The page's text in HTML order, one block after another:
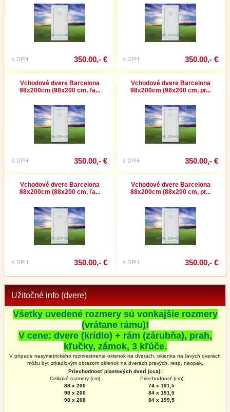
s DPH 350.00,- € s DPH 350.00,- €
Vchodové dvere Barcelona
98x200cm (98x200 cm, ľa...
s DPH 350.00,- €
Vchodové dvere Barcelona
98x200cm (98x200 cm, pr...
s DPH 350.00,- €
Vchodové dvere Barcelona
88x200cm (88x200 cm, ľa...
s DPH 350.00,- €
Vchodové dvere Barcelona
88x200cm (88x200 cm, pr...
s DPH 350.00,- €
Užitočné info (dvere)
Všetky uvedené rozmery sú vonkajšie rozmery
(vrátane rámu)!
V cene: dvere (krídlo) + rám (zárubňa), prah,
kľučky, zámok, 3 kľúče.
V prípade nesymetrického rozmiestnenia okienok na dverách, okienka na ľavých dverách
môžu byť zrkadlovým obrazom okienok na dverách pravých, resp. naopak.
Priechodnosť plastových dverí (cca):
Celkové rozmery (cm)
Priechodnosť (cm)
88 x 200
74 x 191,5
98 x 200
84 x 191,5
98 x 208
84 x 199,5